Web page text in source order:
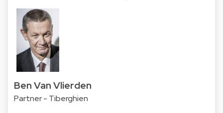
Ben Van Vlierden
Partner - Tiberghien